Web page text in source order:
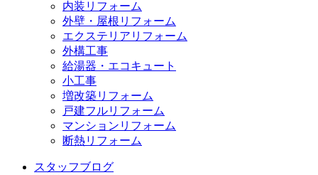
内装リフォーム
外壁・屋根リフォーム
エクステリアリフォーム
外構工事
給湯器・エコキュート
小工事
増改築リフォーム
戸建フルリフォーム
マンションリフォーム
断熱リフォーム
スタッフブログ